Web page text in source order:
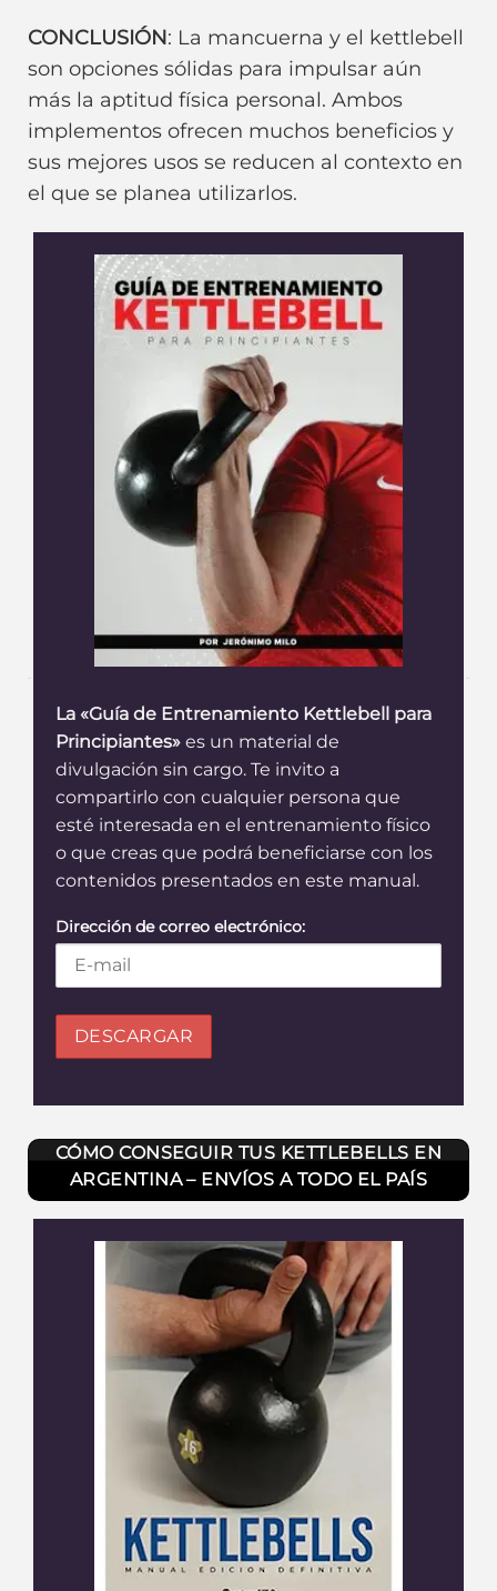
CONCLUSIÓN: La mancuerna y el kettlebell
son opciones sólidas para impulsar aún
más la aptitud física personal. Ambos
implementos ofrecen muchos beneficios y
sus mejores usos se reducen al contexto en
el que se planea utilizarlos.
La «Guía de Entrenamiento Kettlebell para
Principiantes» es un material de
divulgación sin cargo. Te invito a
compartirlo con cualquier persona que
esté interesada en el entrenamiento físico
o que creas que podrá beneficiarse con los
contenidos presentados en este manual.
Dirección de correo electrónico:
CÓMO CONSEGUIR TUS KETTLEBELLS EN
ARGENTINA – ENVÍOS A TODO EL PAÍS